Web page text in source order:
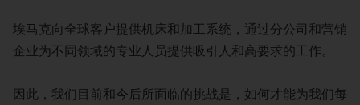
埃马克向全球客户提供机床和加工系统，通过分公司和营销
企业为不同领域的专业人员提供吸引人和高要求的工作。
因此，我们目前和今后所面临的挑战是，如何才能为我们每